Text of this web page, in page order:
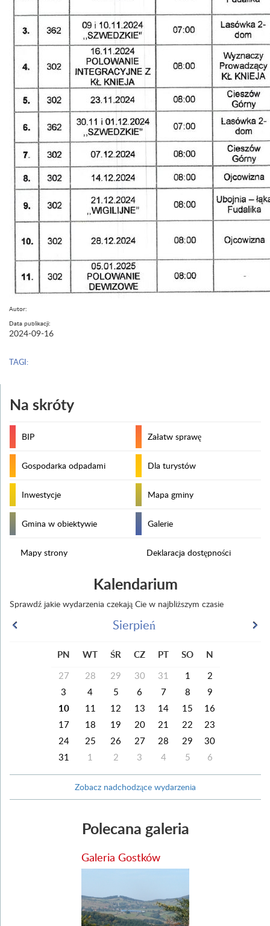
Autor:
Data publikacji:
2024-09-16
TAGI:
Na skróty
BIP Załatw sprawę
Gospodarka odpadami Dla turystów
Inwestycje Mapa gminy
Gmina w obiektywie Galerie
Mapy strony Deklaracja dostępności
Kalendarium
Sprawdź jakie wydarzenia czekają Cie w najbliższym czasie
Sierpień
PN WT ŚR CZ PT SO N
27 28 29 30 31 1
2
3
4 5 6 7 8 9
10 11 12 13 14 15
16
17
18 19 20 21 22
23
24
25 26 27 28 29
30
31
1 2 3 4 5 6
Zobacz nadchodzące wydarzenia
Polecana galeria
Galeria Gostków